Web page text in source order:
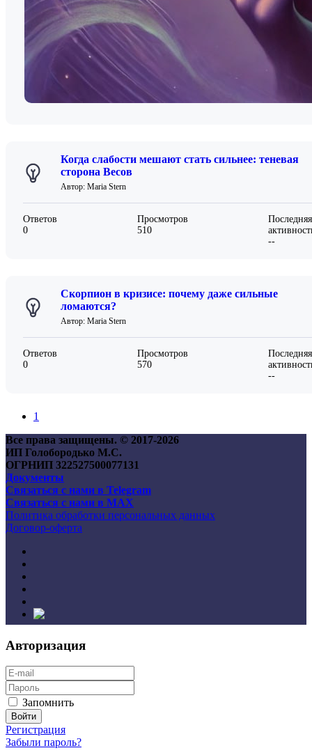
Когда слабости мешают стать сильнее: теневая
сторона Весов
Автор: Maria Stern
Ответов
0
Просмотров
510
Последняя
--
Скорпион в кризисе: почему даже сильные
ломаются?
Автор: Maria Stern
Ответов
0
Просмотров
570
Последняя
--
1
Все права защищены. © 2017-2026
ИП Голобородько М.С.
ОГРНИП 322527500077131
Документы
Связаться с нами в Telegram
Связаться с нами в MAX
Политика обработки персональных данных
Договор-оферта
Авторизация
Запомнить
Регистрация
Забыли пароль?